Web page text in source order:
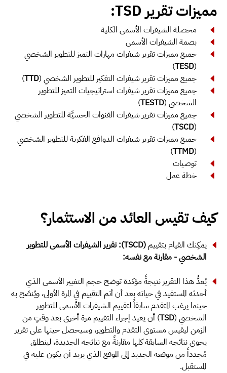
مميزات تقرير TSD:
محصلة الشيفرات الأسمى الكلية
بصمة الشيفرات الأسمى
جميع مميزات تقرير شيفرات مهارات التميز للتطوير الشخصي
(
TESD
)
جميع مميزات تقرير شيفرات التفكير للتطوير الشخصي (TTD
)
جميع مميزات تقرير شيفرات استراتيجيات التميز للتطوير
الشخصي (TESTD
)
جميع مميزات تقرير شيفرات القنوات الحسيَّة للتطوير الشخصي
(
TSCD
)
جميع مميزات تقرير شيفرات الدوافع الفكرية للتطوير الشخصي
(
TTMD
)
توصيات
خطة عمل
كيف تقيس العائد من الاستثمار؟
يمكِنك القيام بتقييم
(TSCD): تقرير الشيفرات الأسمى للتطوير
الشخصي - مقارنة مع نفسه:
يُعدُّ هذا التقرير نتيجةً مؤكدة توضح حجم التغيير الأسمى الذي
أحدثه المستفيد في حياته بعد أن أتم التقييم في المرة الأولى، ويُنصَح به
حينما يرغب المتقدم سابقاً لتقييم الشيفرات الأسمى للتطوير
الشخصي (TSD) أن يعيد إجراء التقييم مرة أخرى بعد وقتٍ من
الزمن ليقيس مستوى التقدم والتطوير، وسيحصل حينها على تقرير
يحوي نتائجه السابقة كلها مقارنةً مع نتائجه الجديدة، لينطلق
مُجدداً من موقعه الجديد إلى الموقع الذي يريد أن يكون عليه في
المستقبل.